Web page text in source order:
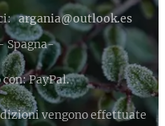
argania@outlook.es
Spagna-
PayPal.
vengono effettuate